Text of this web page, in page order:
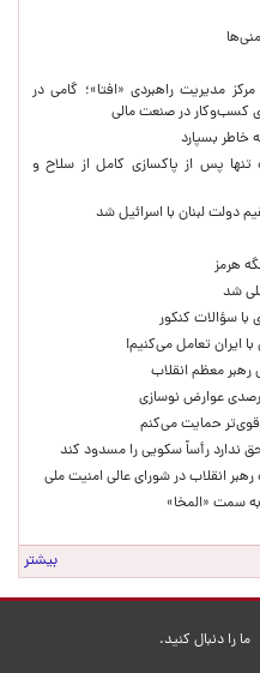
مدیریت راهبردی «افتا»؛ گامی در
کسب‌وکار در صنعت مالی
خاطر بسپارد
تنها پس از پاکسازی کامل از سلاح و
دولت لبنان با اسرائیل شد
هرمز
شد
با سؤالات کنکور
ایران تعامل می‌کنیم!
رهبر معظم انقلاب
قوی‌تر حمایت می‌کنم
ندارد رأساً سکویی را مسدود کند
انقلاب در شورای عالی امنیت ملی
سمت «المخا»
بیشتر
ما را دنبال کنید.